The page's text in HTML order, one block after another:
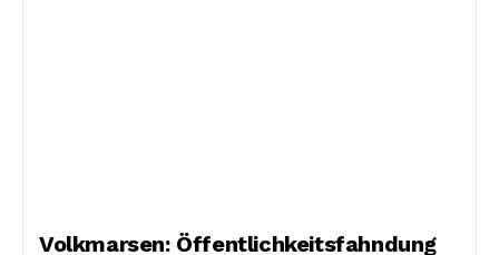
Volkmarsen: Öffentlichkeitsfahndung